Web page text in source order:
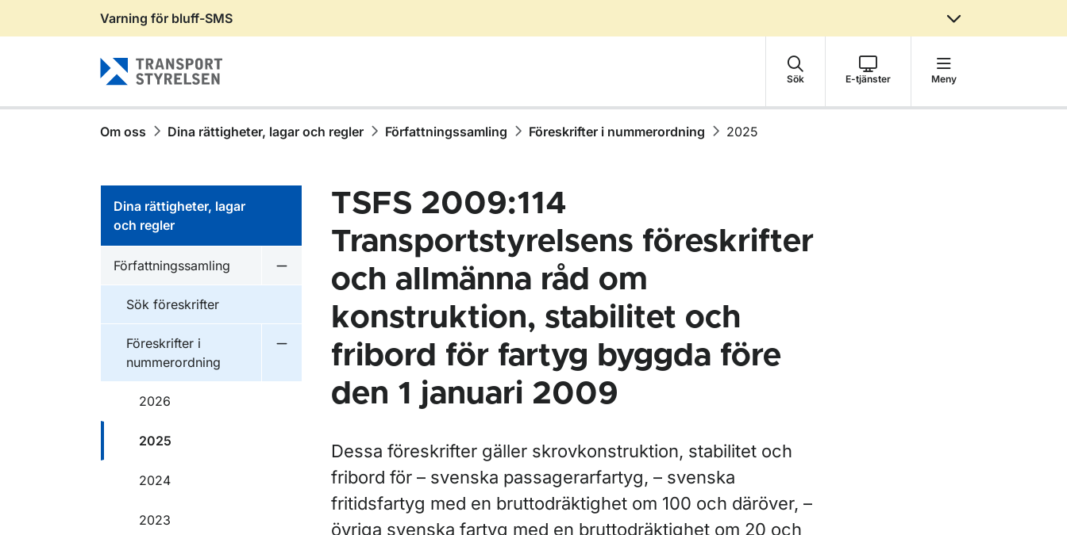
Gå till sidans innehåll
Varning för bluff-SMS
Sök E-tjänster Meny
Om oss Dina rättigheter, lagar och regler Författningssamling Föreskrifter i nummerordning 2025
Dina rättigheter, lagar
och regler
Författningssamling
Undermeny för Författningssamling
Sök föreskrifter
Föreskrifter i
nummerordning
Undermeny för Föreskrifter i nummerordning
2026
2025
2024
2023
TSFS 2009:114
Transportstyrelsens föreskrifter
och allmänna råd om
konstruktion, stabilitet och
fribord för fartyg byggda före
den 1 januari 2009
Dessa föreskrifter gäller skrovkonstruktion, stabilitet och
fribord för – svenska passagerarfartyg, – svenska
fritidsfartyg med en bruttodräktighet om 100 och däröver, –
övriga svenska fartyg med en bruttodräktighet om 20 och